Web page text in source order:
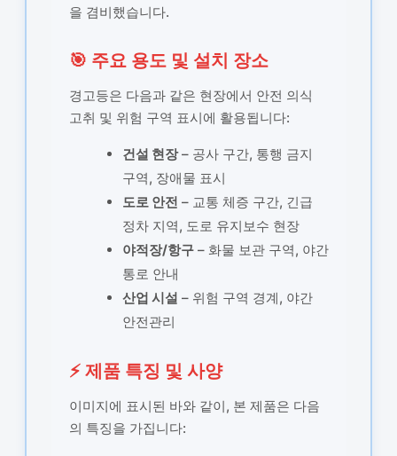
을 겸비했습니다.
🎯 주요 용도 및 설치 장소
경고등은 다음과 같은 현장에서 안전 의식
고취 및 위험 구역 표시에 활용됩니다:
건설 현장– 공사 구간, 통행 금지
구역, 장애물 표시
도로 안전 – 교통 체증 구간, 긴급
정차 지역, 도로 유지보수 현장
야적장/항구– 화물 보관 구역, 야간
통로 안내
산업 시설 – 위험 구역 경계, 야간
안전관리
⚡ 제품 특징 및 사양
이미지에 표시된 바와 같이, 본 제품은 다음
의 특징을 가집니다: